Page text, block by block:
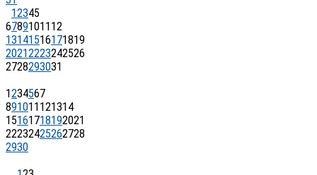
12345
6789101112
13141516171819
20212223242526
2728293031
1234567
891011121314
15161718192021
22232425262728
2930